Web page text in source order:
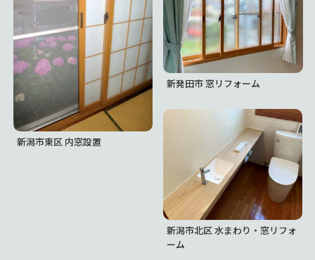
新潟市東区 内窓設置
新発田市 窓リフォーム
新潟市北区 水まわり・窓リフォ
ーム